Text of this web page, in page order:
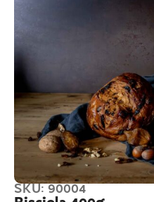
SKU: 90004